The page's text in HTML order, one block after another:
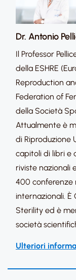
Dr. Antonio
Il Professor
della ESHRE
Reproduction
Federation of
della Società
Attualmente è
di Riproduzione
capitoli di libri e
riviste nazionali
400 conferenze
internazionali. È
Sterility ed è
società
Ulteriori